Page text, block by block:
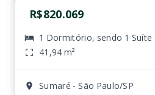
R$820.069
1 Dormitório, sendo 1 Suíte
41,94 m²
Sumaré - São Paulo/SP